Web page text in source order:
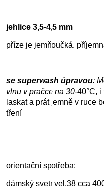
jehlice 3,5-4,5 mm
příze je jemňoučká,
se superwash úpravou:
vlnu v pračce na30-40°C,
laskat a prát jemně v ruce
tření
orientační spotřeba:
dámský svetr vel.38 cca